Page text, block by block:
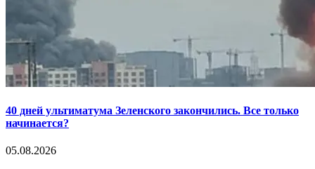
40 дней ультиматума Зеленского закончились. Все только
начинается?
05.08.2026